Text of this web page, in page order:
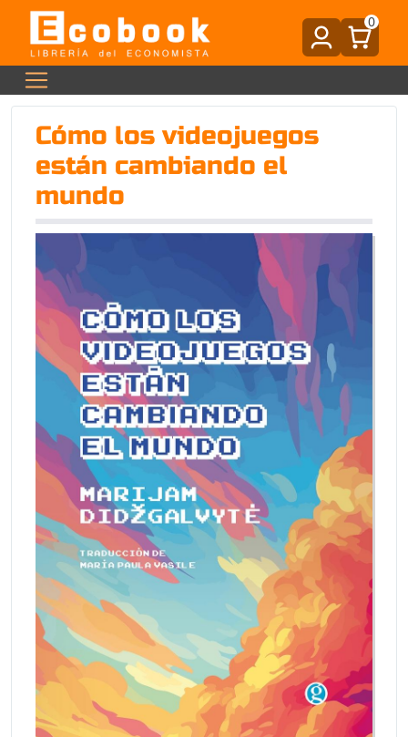
0
Cómo los videojuegos
están cambiando el
mundo